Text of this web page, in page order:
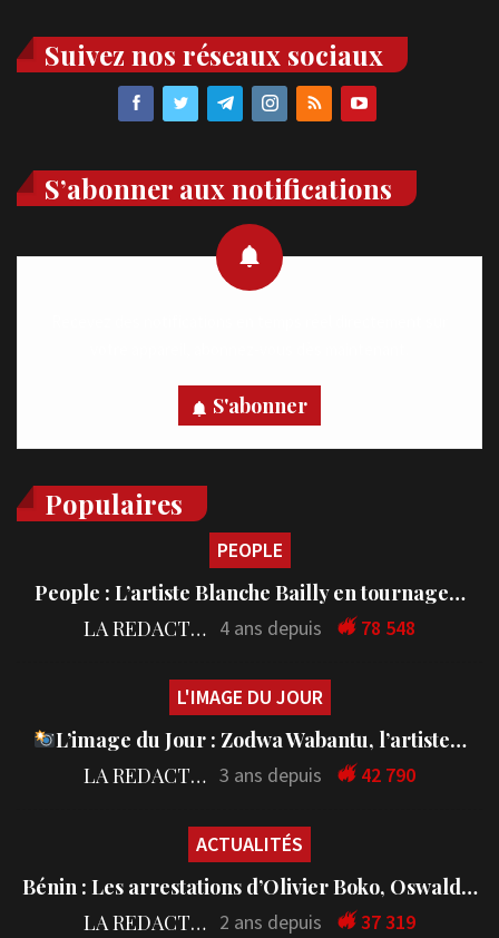
Suivez nos réseaux sociaux
S’abonner aux notifications
S'abonner
Populaires
PEOPLE
People : L’artiste Blanche Bailly en tournage…
LA REDACTION 4 ans depuis 78 548
L'IMAGE DU JOUR
L’image du Jour : Zodwa Wabantu, l’artiste…
LA REDACTION 3 ans depuis 42 790
ACTUALITÉS
Bénin : Les arrestations d’Olivier Boko, Oswald…
LA REDACTION 2 ans depuis 37 319